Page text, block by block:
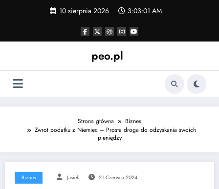
10 sierpnia 2026 3:03:01 AM
peo.pl
Strona główna
Biznes
Zwrot podatku z Niemiec – Prosta droga do odzyskania swoich
pieniędzy
Biznes Jasiek 21 Czerwca 2024